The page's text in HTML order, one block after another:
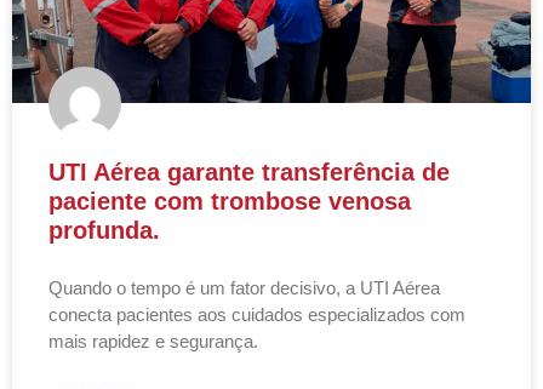
UTI Aérea garante transferência de
paciente com trombose venosa
profunda.
Quando o tempo é um fator decisivo, a UTI Aérea
conecta pacientes aos cuidados especializados com
mais rapidez e segurança.